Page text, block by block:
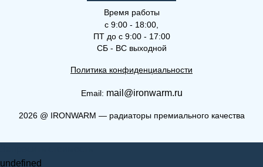
Время работы
с 9:00 - 18:00,
ПТ до с 9:00 - 17:00
СБ - ВС выходной
Политика конфиденциальности
Email: mail@ironwarm.ru
2026@ IRONWARM — радиаторы премиального качества
undefined